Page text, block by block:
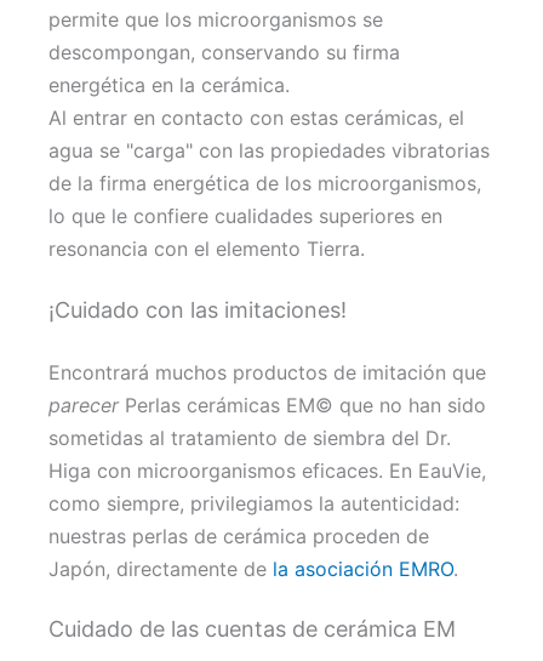
permite que los microorganismos se
descompongan, conservando su firma
energética en la cerámica.
Al entrar en contacto con estas cerámicas, el
agua se "carga" con las propiedades vibratorias
de la firma energética de los microorganismos,
lo que le confiere cualidades superiores en
resonancia con el elemento Tierra.
¡Cuidado con las imitaciones!
Encontrará muchos productos de imitación que
parecerPerlas cerámicas EM© que no han sido
sometidas al tratamiento de siembra del Dr.
Higa con microorganismos eficaces. En EauVie,
como siempre, privilegiamos la autenticidad:
nuestras perlas de cerámica proceden de
Japón, directamente de la asociación EMRO.
Cuidado de las cuentas de cerámica EM